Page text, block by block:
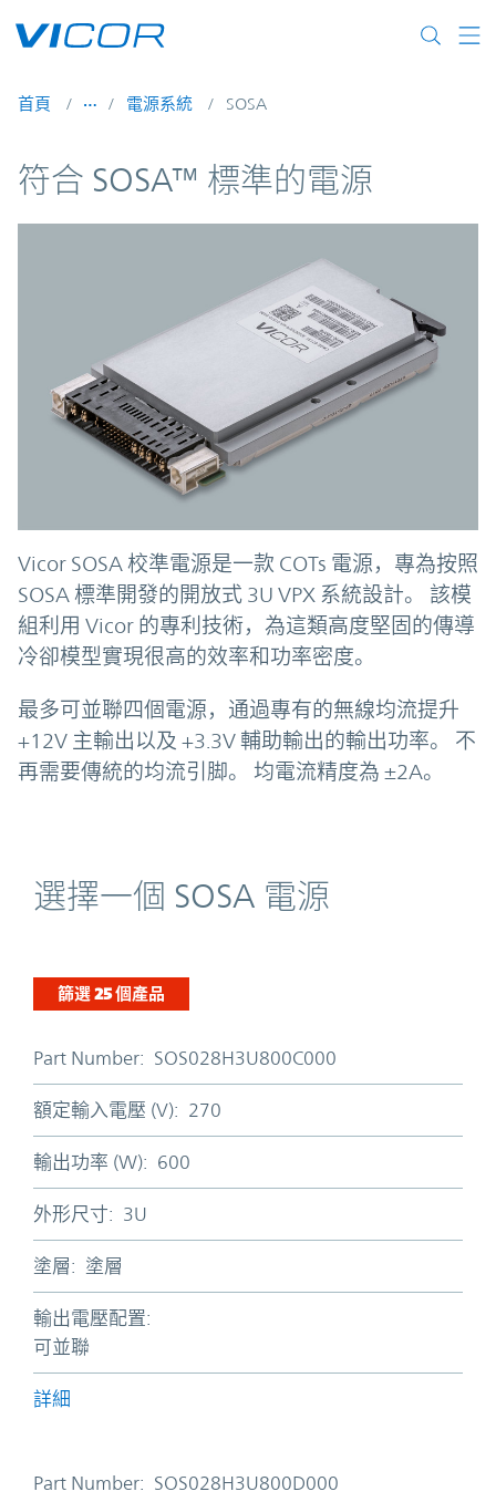
首頁 電源系統 SOSA
符合 SOSA™ 標準的電源
Vicor SOSA 校準電源是一款 COTs 電源，專為按照
SOSA 標準開發的開放式 3U VPX 系統設計。 該模
組利用 Vicor 的專利技術，為這類高度堅固的傳導
冷卻模型實現很高的效率和功率密度。
最多可並聯四個電源，通過專有的無線均流提升
+12V 主輸出以及 +3.3V 輔助輸出的輸出功率。 不
再需要傳統的均流引脚。 均電流精度為 ±2A。
選擇一個 SOSA 電源
篩選25個產品
Part Number: SOS028H3U800C000
額定輸入電壓 (V): 270
輸出功率 (W): 600
外形尺寸: 3U
塗層: 塗層
輸出電壓配置:
可並聯
詳細
Part Number: SOS028H3U800D000